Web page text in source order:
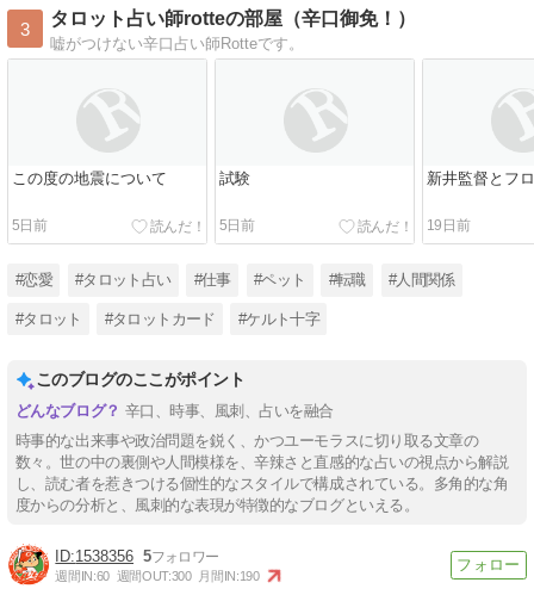
3
タロット占い師rotteの部屋（辛口御免！）
嘘がつけない辛口占い師Rotteです。
この度の地震について
5日前
試験
5日前
新井監督とフ
19日前
#恋愛 #タロット占い #仕事 #ペット #転職 #人間関係
#タロット #タロットカード #ケルト十字
このブログのここがポイント
辛口、時事、風刺、占いを融合
時事的な出来事や政治問題を鋭く、かつユーモラスに切り取る文章の
数々。世の中の裏側や人間模様を、辛辣さと直感的な占いの視点から解説
し、読む者を惹きつける個性的なスタイルで構成されている。多角的な角
度からの分析と、風刺的な表現が特徴的なブログといえる。
1538356 5
週間IN:60 週間OUT:300 月間IN:190